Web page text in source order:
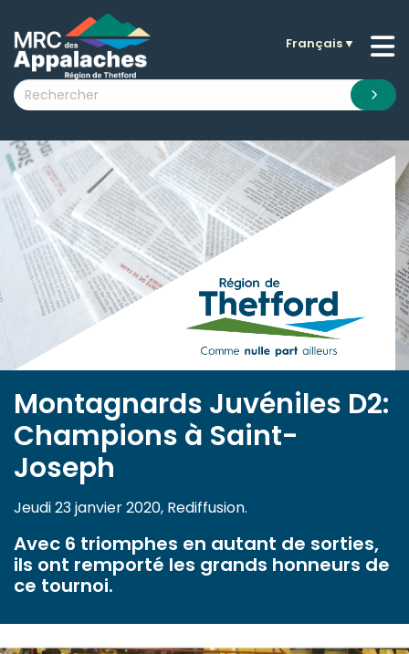
submenu (La MRC )
submenu (Citoyens )
submenu (Visiteurs )
submenu (Nouvelles )
submenu (Documentation )
Français▼
Montagnards Juvéniles D2:
Champions à Saint-
Joseph
Jeudi 23 janvier 2020, Rediffusion.
Avec 6 triomphes en autant de sorties,
ils ont remporté les grands honneurs de
ce tournoi.